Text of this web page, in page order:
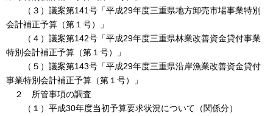
（３）議案第141号「平成29年度三重県地方卸売市場事業特別
会計補正予算（第１号）」
（４）議案第142号「平成29年度三重県林業改善資金貸付事業
特別会計補正予算（第１号）」
（５）議案第143号「平成29年度三重県沿岸漁業改善資金貸付
事業特別会計補正予算（第１号）」
２ 所管事項の調査
（１）平成30年度当初予算要求状況について（関係分）